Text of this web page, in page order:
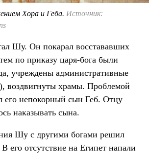
Хора и Геба. Источник:
Шу. Он покарал восстававших
по приказу царя-бога были
учреждены административные
воздвигнуты храмы. Проблемой
его непокорный сын Геб. Отцу
наказывать сына.
Шу с другими богами решил
его отсутствие на Египет напали